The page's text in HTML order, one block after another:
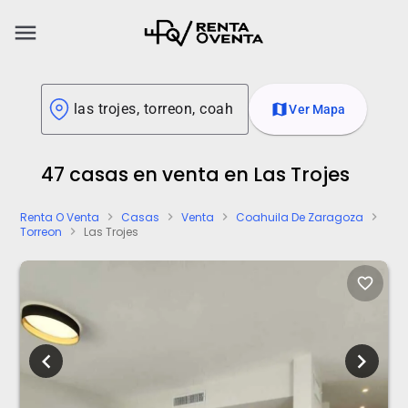
menu
mapVer Mapa
47 casas en venta en Las Trojes
Renta O Venta chevron_right Casas chevron_right Venta chevron_right Coahuila De Zaragoza chevron_right
Torreon chevron_right Las Trojes
favorite_border
chevron_left chevron_right